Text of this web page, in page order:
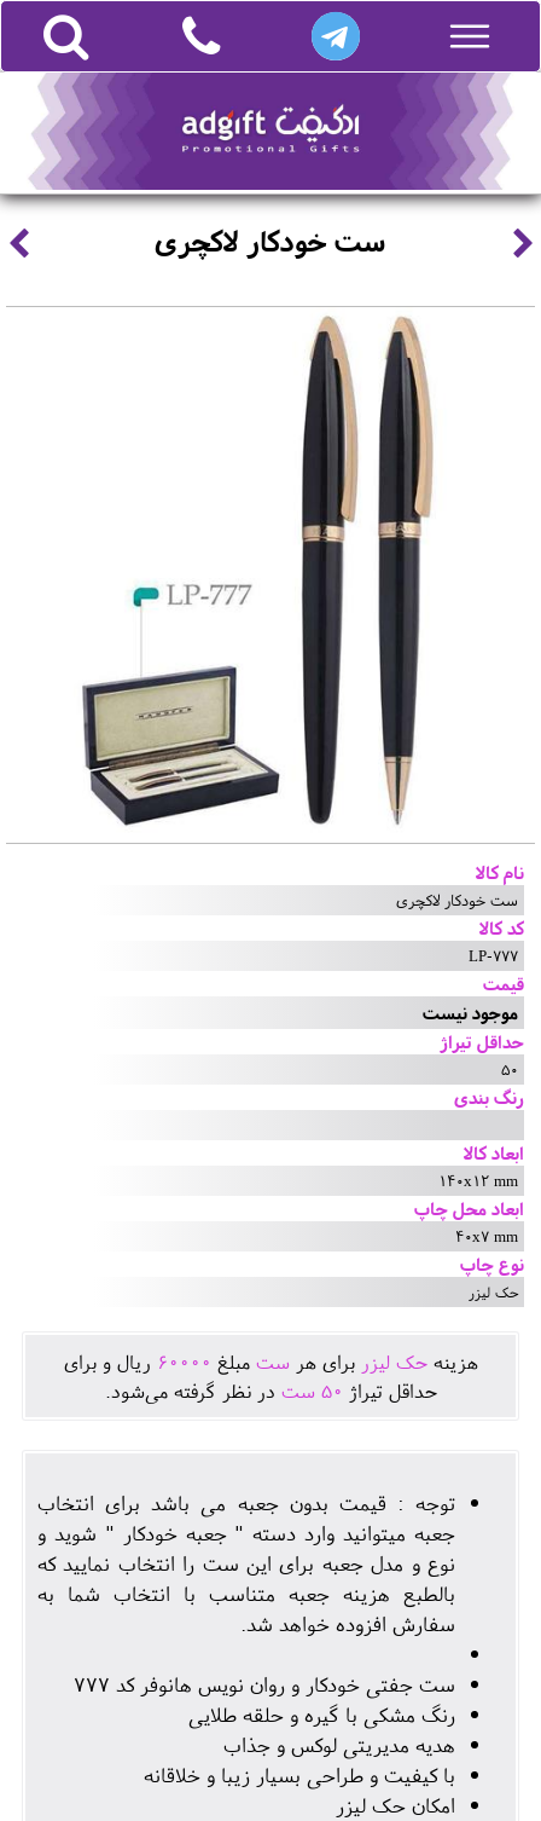
ست خودکار لاکچری
نام کالا
ست خودکار لاکچری
کد کالا
LP-777
قیمت
موجود نیست
حداقل تیراژ
50
رنگ بندی
ابعاد کالا
140x12 mm
ابعاد محل چاپ
40x7 mm
نوع چاپ
حک لیزر
هزينهحک لیزر برای هر ست مبلغ 60000 ريال و برای
حداقل تيراژ 50 ست در نظر گرفته می‌شود.
توجه : قیمت بدون جعبه می باشد برای انتخاب
جعبه میتوانید وارد دسته " جعبه خودکار " شوید و
نوع و مدل جعبه برای این ست را انتخاب نمایید که
بالطبع هزینه جعبه متناسب با انتخاب شما به
سفارش افزوده خواهد شد.
ست جفتی خودکار و روان نویس هانوفر کد 777
رنگ مشکی با گیره و حلقه طلایی
هدیه مدیریتی لوکس و جذاب
با کیفیت و طراحی بسیار زیبا و خلاقانه
امکان حک لیزر